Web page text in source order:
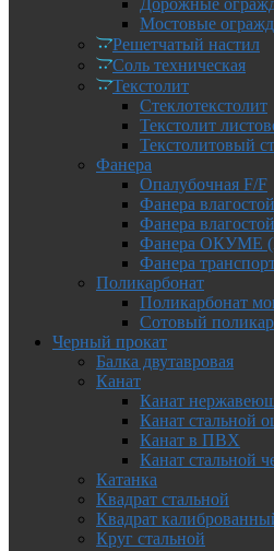
Дорожные
Мостовые
Решетчатый настил
Соль техническая
Текстолит
Стеклотекстолит
Текстолит
Текстолитовый
Фанера
Опалубочная F/F
Фанера
Фанера
Фанера ОКУМЕ
Фанера
Поликарбонат
Поликарбонат
Сотовый
Черный прокат
Балка двутавровая
Канат
Канат
Канат стальной
Канат в ПВХ
Канат стальной
Катанка
Квадрат стальной
Квадрат
Круг стальной